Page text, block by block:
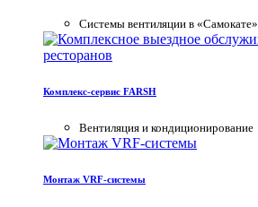
Системы вентиляции в «Самокате»
Комплекс-сервис FARSH
Вентиляция и кондиционирование
Монтаж VRF-системы